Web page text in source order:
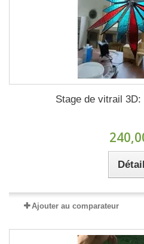
Stage de vitrail 3D:
Ajouter au comparateur